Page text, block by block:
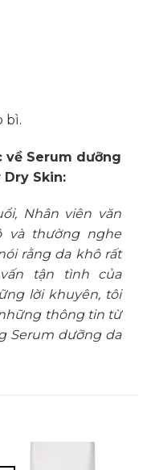
bì.
về Serum dưỡng
Dry Skin:
Nhân viên văn
và thường nghe
rằng da khô rất
tận tình của
lời khuyên, tôi
thông tin từ
Serum dưỡng da